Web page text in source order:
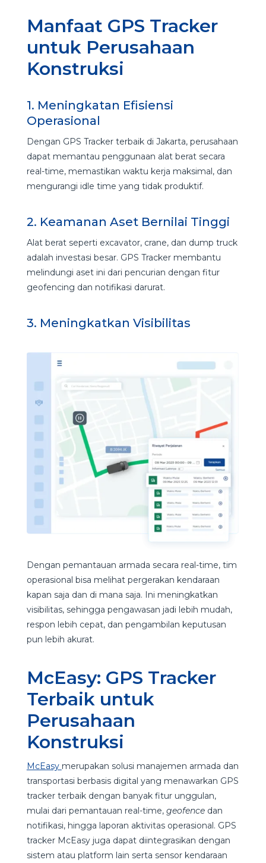
Manfaat GPS Tracker
untuk Perusahaan
Konstruksi
1. Meningkatan Efisiensi
Operasional
Dengan GPS Tracker terbaik di Jakarta, perusahaan
dapat memantau penggunaan alat berat secara
real-time, memastikan waktu kerja maksimal, dan
mengurangi idle time yang tidak produktif.
2. Keamanan Aset Bernilai Tinggi
Alat berat seperti excavator, crane, dan dump truck
adalah investasi besar. GPS Tracker membantu
melindungi aset ini dari pencurian dengan fitur
geofencing dan notifikasi darurat.
3. Meningkatkan Visibilitas
Dengan pemantauan armada secara real-time, tim
operasional bisa melihat pergerakan kendaraan
kapan saja dan di mana saja. Ini meningkatkan
visibilitas, sehingga pengawasan jadi lebih mudah,
respon lebih cepat, dan pengambilan keputusan
pun lebih akurat.
McEasy: GPS Tracker
Terbaik untuk
Perusahaan
Konstruksi
McEasy merupakan solusi manajemen armada dan
transportasi berbasis digital yang menawarkan GPS
tracker terbaik dengan banyak fitur unggulan,
mulai dari pemantauan real-time, geofence dan
notifikasi, hingga laporan aktivitas operasional. GPS
tracker McEasy juga dapat diintegrasikan dengan
sistem atau platform lain serta sensor kendaraan